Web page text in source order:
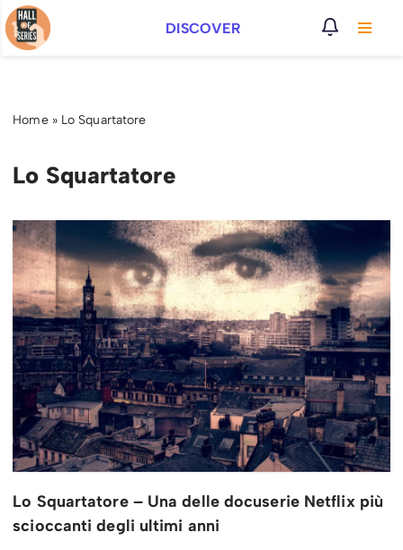
Vai
DISCOVER
Home» Lo Squartatore
Lo Squartatore
Lo Squartatore – Una delle docuserie Netflix più
scioccanti degli ultimi anni